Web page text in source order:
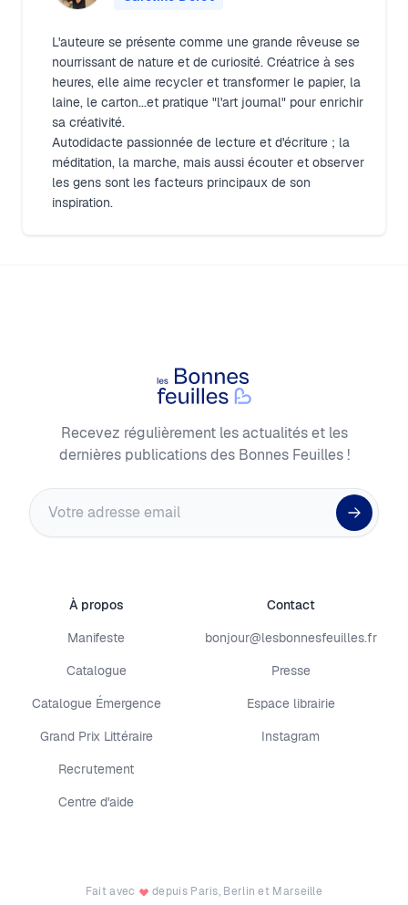
L'auteure se présente comme une grande rêveuse se
nourrissant de nature et de curiosité. Créatrice à ses
heures, elle aime recycler et transformer le papier, la
laine, le carton...et pratique "l'art journal" pour enrichir
sa créativité.
Autodidacte passionnée de lecture et d'écriture ; la
méditation, la marche, mais aussi écouter et observer
les gens sont les facteurs principaux de son
inspiration.
Les Bonnes Feuilles
Recevez régulièrement les actualités et les
dernières publications des Bonnes Feuilles !
Adresse email
À propos
Manifeste
Catalogue
Catalogue Émergence
Grand Prix Littéraire
Recrutement
Centre d'aide
Contact
bonjour@lesbonnesfeuilles.fr
Presse
Espace librairie
Instagram
Fait avec depuis Paris, Berlin et Marseille